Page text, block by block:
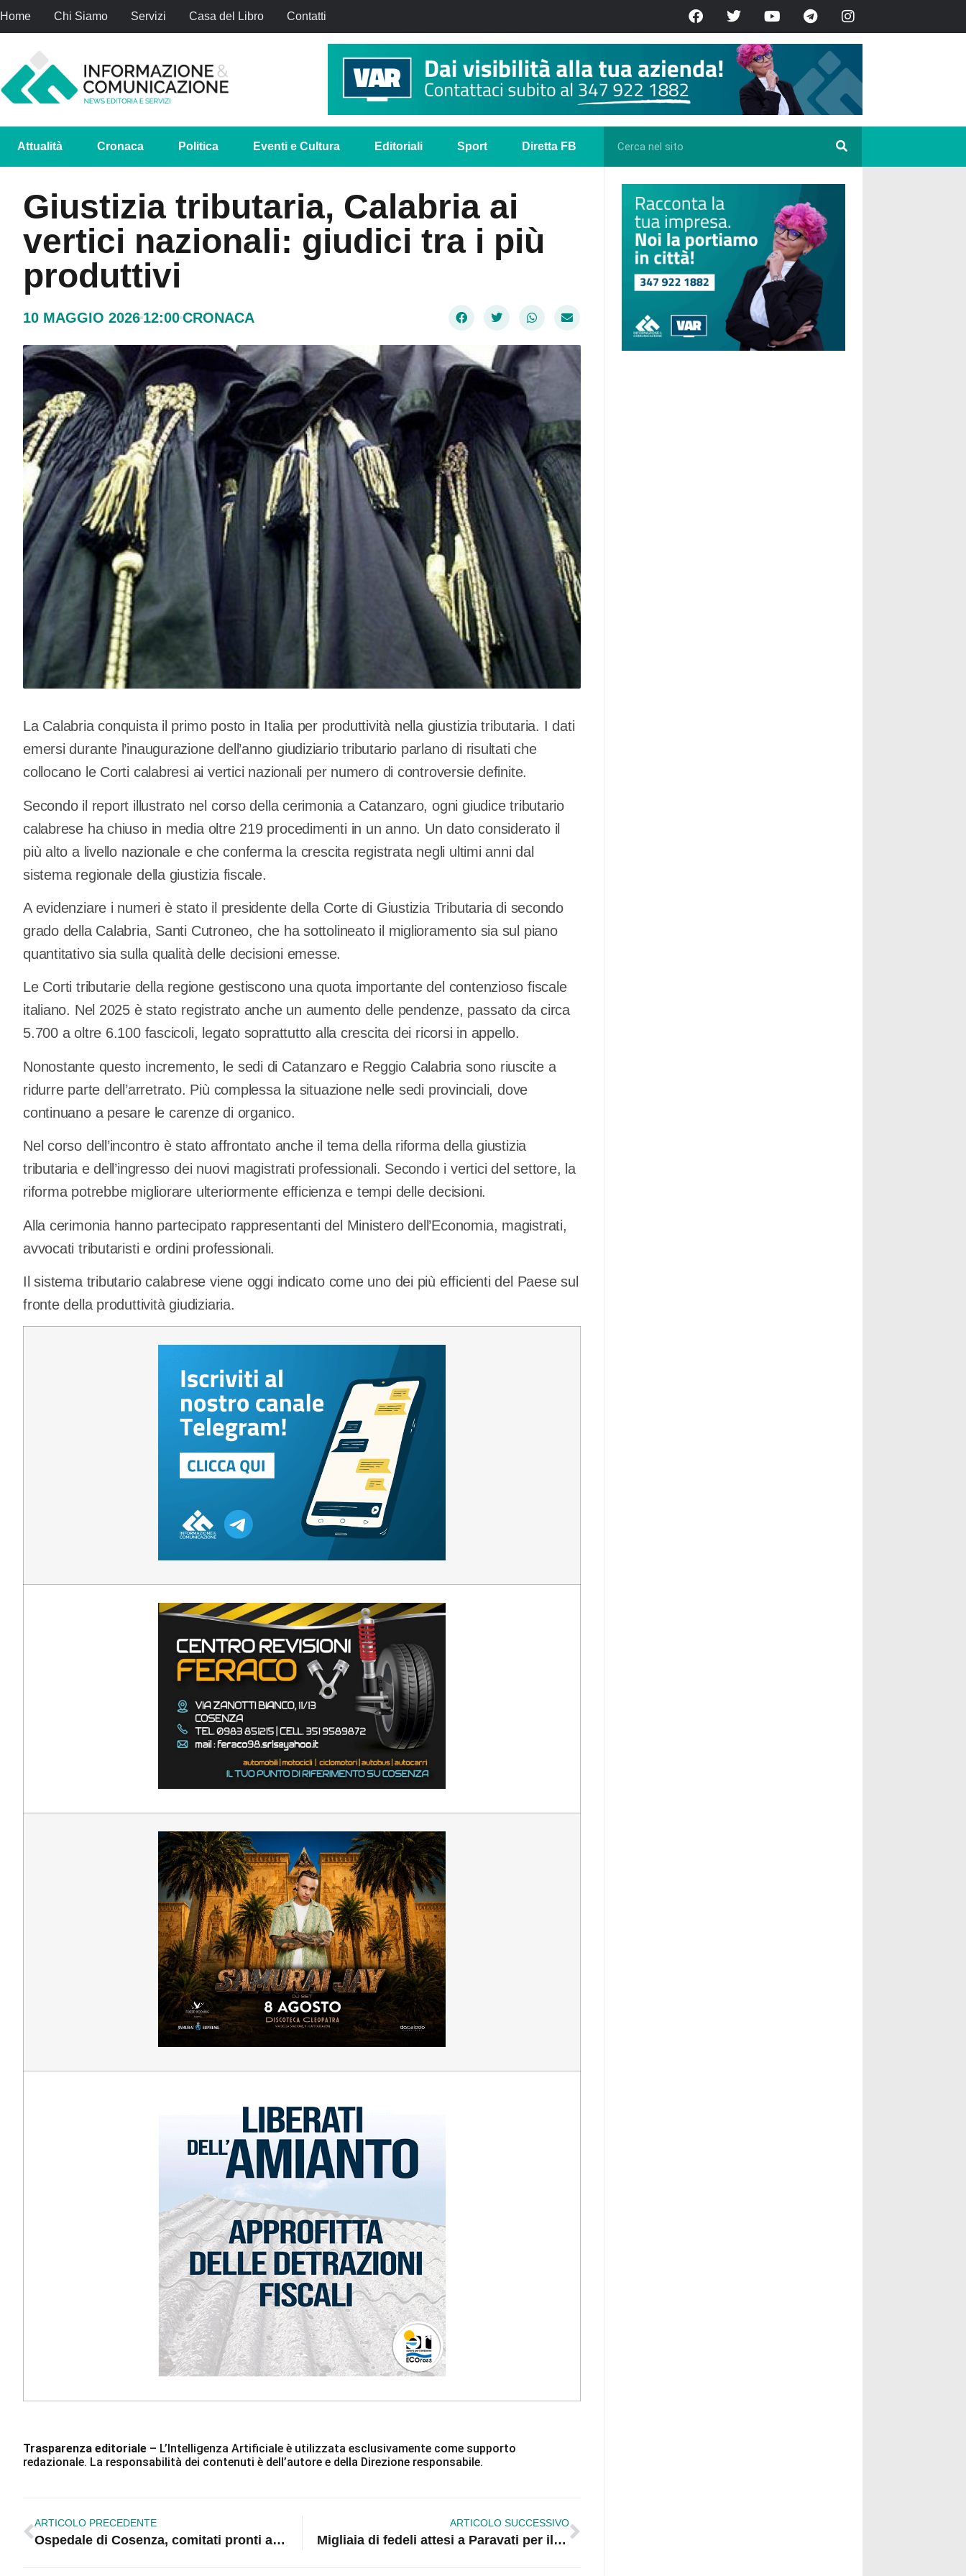
Home Chi Siamo Servizi Casa del Libro Contatti
Attualità Cronaca Politica Eventi e Cultura Editoriali Sport Diretta FB
Giustizia tributaria, Calabria ai
vertici nazionali: giudici tra i più
produttivi
10 MAGGIO 2026 12:00CRONACA
La Calabria conquista il primo posto in Italia per produttività nella giustizia tributaria. I dati
emersi durante l’inaugurazione dell’anno giudiziario tributario parlano di risultati che
collocano le Corti calabresi ai vertici nazionali per numero di controversie definite.
Secondo il report illustrato nel corso della cerimonia a Catanzaro, ogni giudice tributario
calabrese ha chiuso in media oltre 219 procedimenti in un anno. Un dato considerato il
più alto a livello nazionale e che conferma la crescita registrata negli ultimi anni dal
sistema regionale della giustizia fiscale.
A evidenziare i numeri è stato il presidente della Corte di Giustizia Tributaria di secondo
grado della Calabria, Santi Cutroneo, che ha sottolineato il miglioramento sia sul piano
quantitativo sia sulla qualità delle decisioni emesse.
Le Corti tributarie della regione gestiscono una quota importante del contenzioso fiscale
italiano. Nel 2025 è stato registrato anche un aumento delle pendenze, passato da circa
5.700 a oltre 6.100 fascicoli, legato soprattutto alla crescita dei ricorsi in appello.
Nonostante questo incremento, le sedi di Catanzaro e Reggio Calabria sono riuscite a
ridurre parte dell’arretrato. Più complessa la situazione nelle sedi provinciali, dove
continuano a pesare le carenze di organico.
Nel corso dell’incontro è stato affrontato anche il tema della riforma della giustizia
tributaria e dell’ingresso dei nuovi magistrati professionali. Secondo i vertici del settore, la
riforma potrebbe migliorare ulteriormente efficienza e tempi delle decisioni.
Alla cerimonia hanno partecipato rappresentanti del Ministero dell’Economia, magistrati,
avvocati tributaristi e ordini professionali.
Il sistema tributario calabrese viene oggi indicato come uno dei più efficienti del Paese sul
fronte della produttività giudiziaria.
Trasparenza editoriale – L’Intelligenza Artificiale è utilizzata esclusivamente come supporto
redazionale. La responsabilità dei contenuti è dell’autore e della Direzione responsabile.
ARTICOLO PRECEDENTE
Ospedale di Cosenza, comitati pronti alla mobilitazione: «Non si deve toccare»
ARTICOLO SUCCESSIVO
Migliaia di fedeli attesi a Paravati per il raduno dedicato a Natuzza Evolo